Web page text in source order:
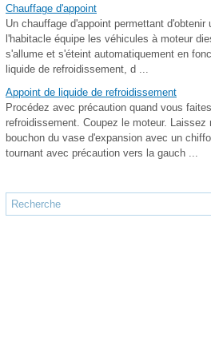
Chauffage d'appoint
Un chauffage d'appoint permettant d'obtenir
l'habitacle équipe les véhicules à moteur
s'allume et s'éteint automatiquement en
liquide de refroidissement, d ...
Appoint de liquide de refroidissement
Procédez avec précaution quand vous
refroidissement. Coupez le moteur. Laissez
bouchon du vase d'expansion avec un
tournant avec précaution vers la gauch ...